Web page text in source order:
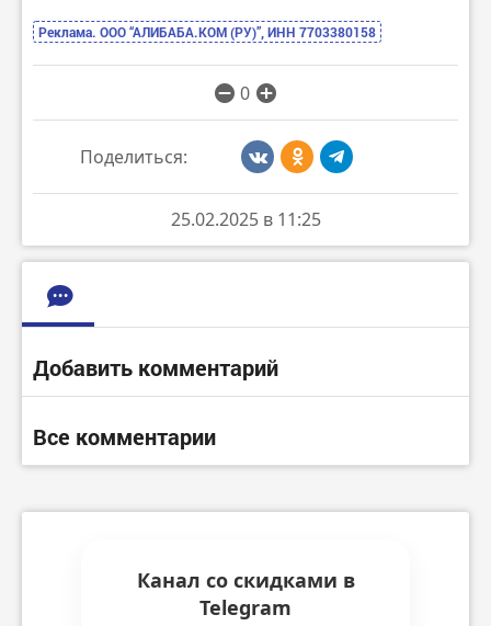
Реклама. ООО “АЛИБАБА.КОМ (РУ)”, ИНН 7703380158
0
Поделиться:
25.02.2025 в 11:25
Добавить комментарий
Все комментарии
Канал со скидками в
Telegram